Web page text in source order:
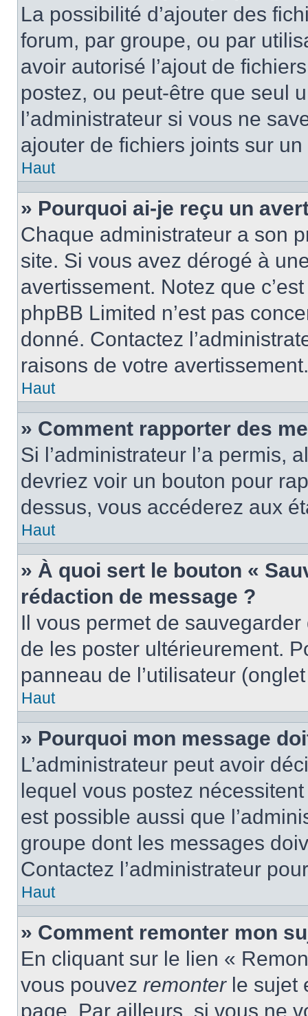
La possibilité d’ajouter des
forum, par groupe, ou par
avoir autorisé l’ajout de
postez, ou peut-être que seul
l’administrateur si vous ne
ajouter de fichiers joints sur un
Haut
» Pourquoi ai-je reçu un
Chaque administrateur a son
site. Si vous avez dérogé à
avertissement. Notez que
phpBB Limited n’est pas
donné. Contactez
raisons de votre avertissement.
Haut
» Comment rapporter des
Si l’administrateur l’a permis,
devriez voir un bouton pour
dessus, vous accéderez aux
Haut
» À quoi sert le bouton «
rédaction de message ?
Il vous permet de
de les poster ultérieurement.
panneau de l’utilisateur
Haut
» Pourquoi mon message
L’administrateur peut avoir
lequel vous postez
est possible aussi que
groupe dont les messages
Contactez l’administrateur
Haut
» Comment remonter mon
En cliquant sur le lien «
vous pouvez remonterle sujet
page. Par ailleurs, si vous ne